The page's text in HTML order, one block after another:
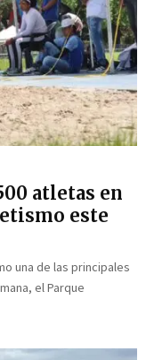
atletas en
este
una de las principales
el Parque